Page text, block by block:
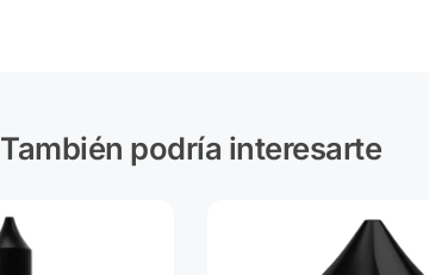
También podría interesarte